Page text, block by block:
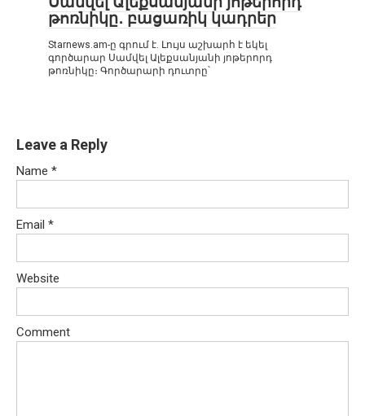
թոռնիկը․ բացառիկ կադրեր
Starnews.am-ը գրում է. Լույս աշխարհ է եկել
գործարար Սամվել Ալեքսանյանի յոթերորդ
թոռնիկը։ Գործարարի դուտրը՝
Leave a Reply
Name *
Email *
Website
Comment